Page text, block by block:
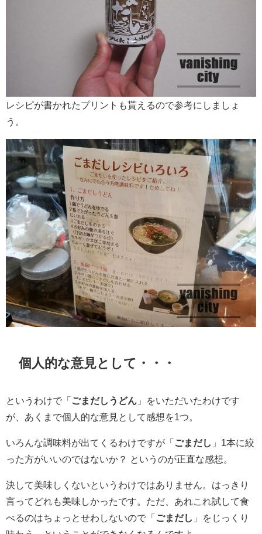
レシピが書かれたプリントも貰えるので参考にしましょ
う。
個人的な意見として・・・
というわけで「 ごまだしうどん 」をいただいたわけです
が、あくまで個人的な意見として感想を1つ。
いろんな調味料が出てくるわけですが「 ごまだし 」1本に絞
った方がいいのではないか？ というのが正直な感想。
決して美味しくないというわけではありません。はっきり
言ってどれも美味しかったです。ただ、あれこれ試して食
べるのはちょっとせわしないので「 ごまだし 」をじっくり